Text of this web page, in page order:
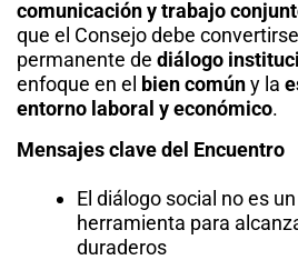
comunicación y trabajo
que el Consejo debe
permanente de diálogo
enfoque en el bien comúny la
entorno laboral y económico.
Mensajes clave del Encuentro
El diálogo social no es
herramienta para
duraderos